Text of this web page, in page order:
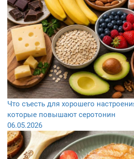
Что съесть для хорошего
которые повышают серотонин
06.05.2026